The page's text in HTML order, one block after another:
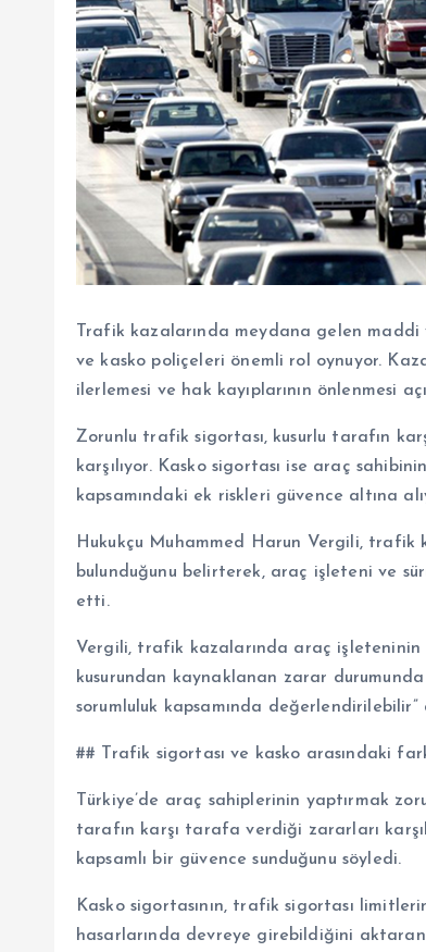
Trafik kazalarında meydana gelen maddi
ve kasko poliçeleri önemli rol oynuyor.
ilerlemesi ve hak kayıplarının önlenmesi
Zorunlu trafik sigortası, kusurlu tarafın
karşılıyor. Kasko sigortası ise araç
kapsamındaki ek riskleri güvence altına
Hukukçu Muhammed Harun Vergili, trafik
bulunduğunu belirterek, araç işleteni ve
etti.
Vergili, trafik kazalarında araç işleteninin
kusurundan kaynaklanan zarar
sorumluluk kapsamında değerlendirilebilir”
## Trafik sigortası ve kasko arasındaki
Türkiye’de araç sahiplerinin yaptırmak
tarafın karşı tarafa verdiği zararları
kapsamlı bir güvence sunduğunu söyledi.
Kasko sigortasının, trafik sigortası
hasarlarında devreye girebildiğini